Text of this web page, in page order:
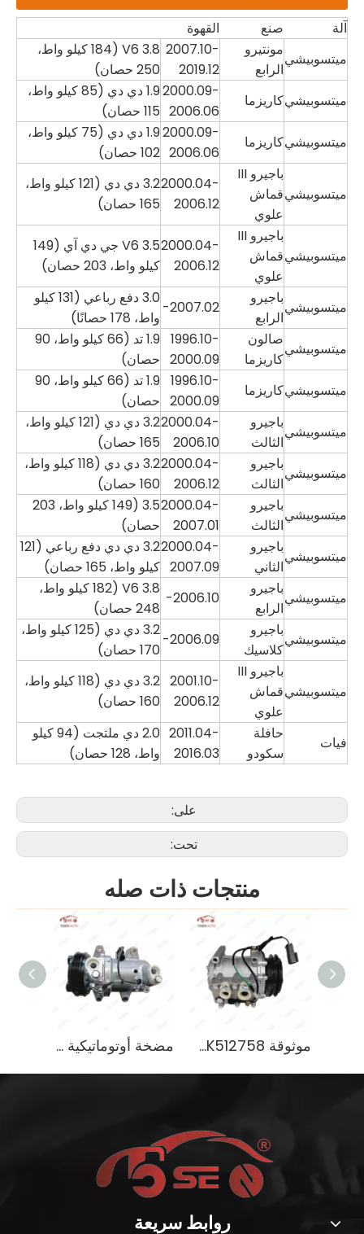
آلة صنع
القهوة
ميتسوبيشي
مونتيرو
الرابع
2007.10-
2019.12
3.8 V6 (184 كيلو واط،
250 حصان)
ميتسوبيشيكاريزما
2000.09-
2006.06
1.9 دي دي (85 كيلو واط،
115 حصان)
ميتسوبيشيكاريزما
2000.09-
2006.06
1.9 دي دي (75 كيلو واط،
102 حصان)
ميتسوبيشي
باجيرو III
قماش
علوي
2000.04-
2006.12
3.2 دي دي (121 كيلو واط،
165 حصان)
ميتسوبيشي
باجيرو III
قماش
علوي
2000.04-
2006.12
3.5 V6 جي دي آي (149
كيلو واط، 203 حصان)
ميتسوبيشي
باجيرو
الرابع
2007.02-
3.0 دفع رباعي (131 كيلو
واط، 178 حصانًا)
ميتسوبيشي
صالون
كاريزما
1996.10-
2000.09
1.9 تد (66 كيلو واط، 90
حصان)
ميتسوبيشيكاريزما
1996.10-
2000.09
1.9 تد (66 كيلو واط، 90
حصان)
ميتسوبيشي
باجيرو
الثالث
2000.04-
2006.10
3.2 دي دي (121 كيلو واط،
165 حصان)
ميتسوبيشي
باجيرو
الثالث
2000.04-
2006.12
3.2 دي دي (118 كيلو واط،
160 حصان)
ميتسوبيشي
باجيرو
الثالث
2000.04-
2007.01
3.5 (149 كيلو واط، 203
حصان)
ميتسوبيشي
باجيرو
الثاني
2000.04-
2007.09
3.2 دي دي دفع رباعي (121
كيلو واط، 165 حصان)
ميتسوبيشي
باجيرو
الرابع
2006.10-
3.8 V6 (182 كيلو واط،
248 حصان)
ميتسوبيشي
باجيرو
كلاسيك
2006.09-
3.2 دي دي (125 كيلو واط،
170 حصان)
ميتسوبيشي
باجيرو III
قماش
علوي
2001.10-
2006.12
3.2 دي دي (118 كيلو واط،
160 حصان)
فيات
حافلة
سكودو
2011.04-
2016.03
2.0 دي ملتجت (94 كيلو
واط، 128 حصان)
على:
تحت:
منتجات ذات صله
مضخة أوتوماتيكية متينة متوافقة مع ضاغط التيار المتردد من ميتسوبيشي L200 تريتون موثوقة Mitsubishi Rosa Bus 2002-2007 MK512758
روابط سريعة